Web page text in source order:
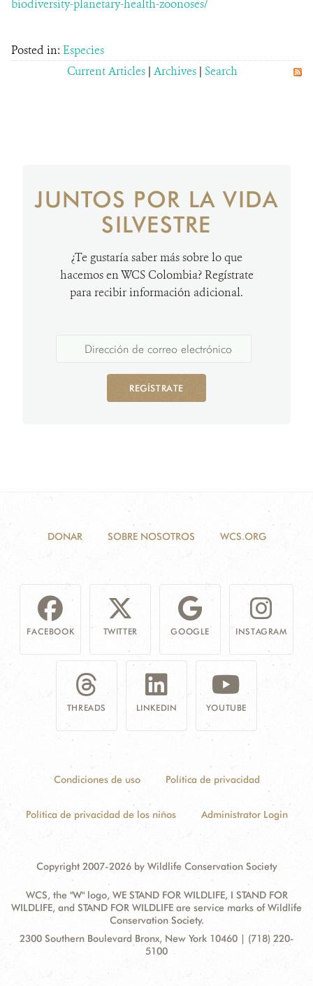
biodiversity-planetary-health-zoonoses/
Posted in: Especies
Current Articles | Archives | Search
JUNTOS POR LA VIDA
SILVESTRE
¿Te gustaría saber más sobre lo que
hacemos en WCS Colombia? Regístrate
para recibir información adicional.
REGÍSTRATE
DONAR SOBRE NOSOTROS WCS.ORG
FACEBOOK TWITTER GOOGLE INSTAGRAM
THREADS LINKEDIN YOUTUBE
Condiciones de uso Política de privacidad
Política de privacidad de los niños Administrator Login
Copyright 2007-2026 by Wildlife Conservation Society
WCS, the "W" logo, WE STAND FOR WILDLIFE, I STAND FOR
WILDLIFE, and STAND FOR WILDLIFE are service marks of Wildlife
Conservation Society.
Contact
Address:
2300 Southern Boulevard Bronx, New York 10460 | (718) 220-
5100